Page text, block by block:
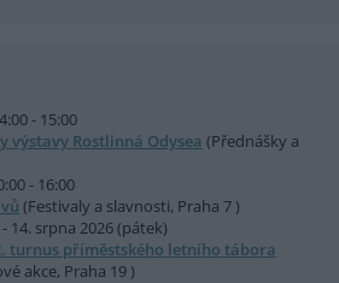
- 15:00
výstavy Rostlinná Odysea (Přednášky a
- 16:00
(Festivaly a slavnosti, Praha 7 )
14. srpna 2026 (pátek)
turnus příměstského letního tábora
akce, Praha 19 )